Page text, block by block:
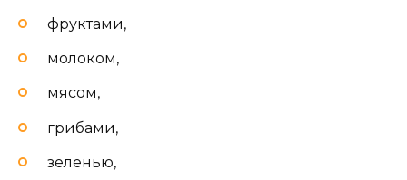
фруктами,
молоком,
мясом,
грибами,
зеленью,